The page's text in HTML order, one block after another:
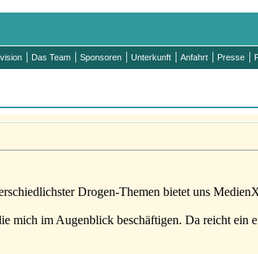
Das Team Sponsoren Unterkunft Anfahrt Presse
Drogen-Themen bietet uns
mich im Augenblick beschäftigen. Da reicht ein